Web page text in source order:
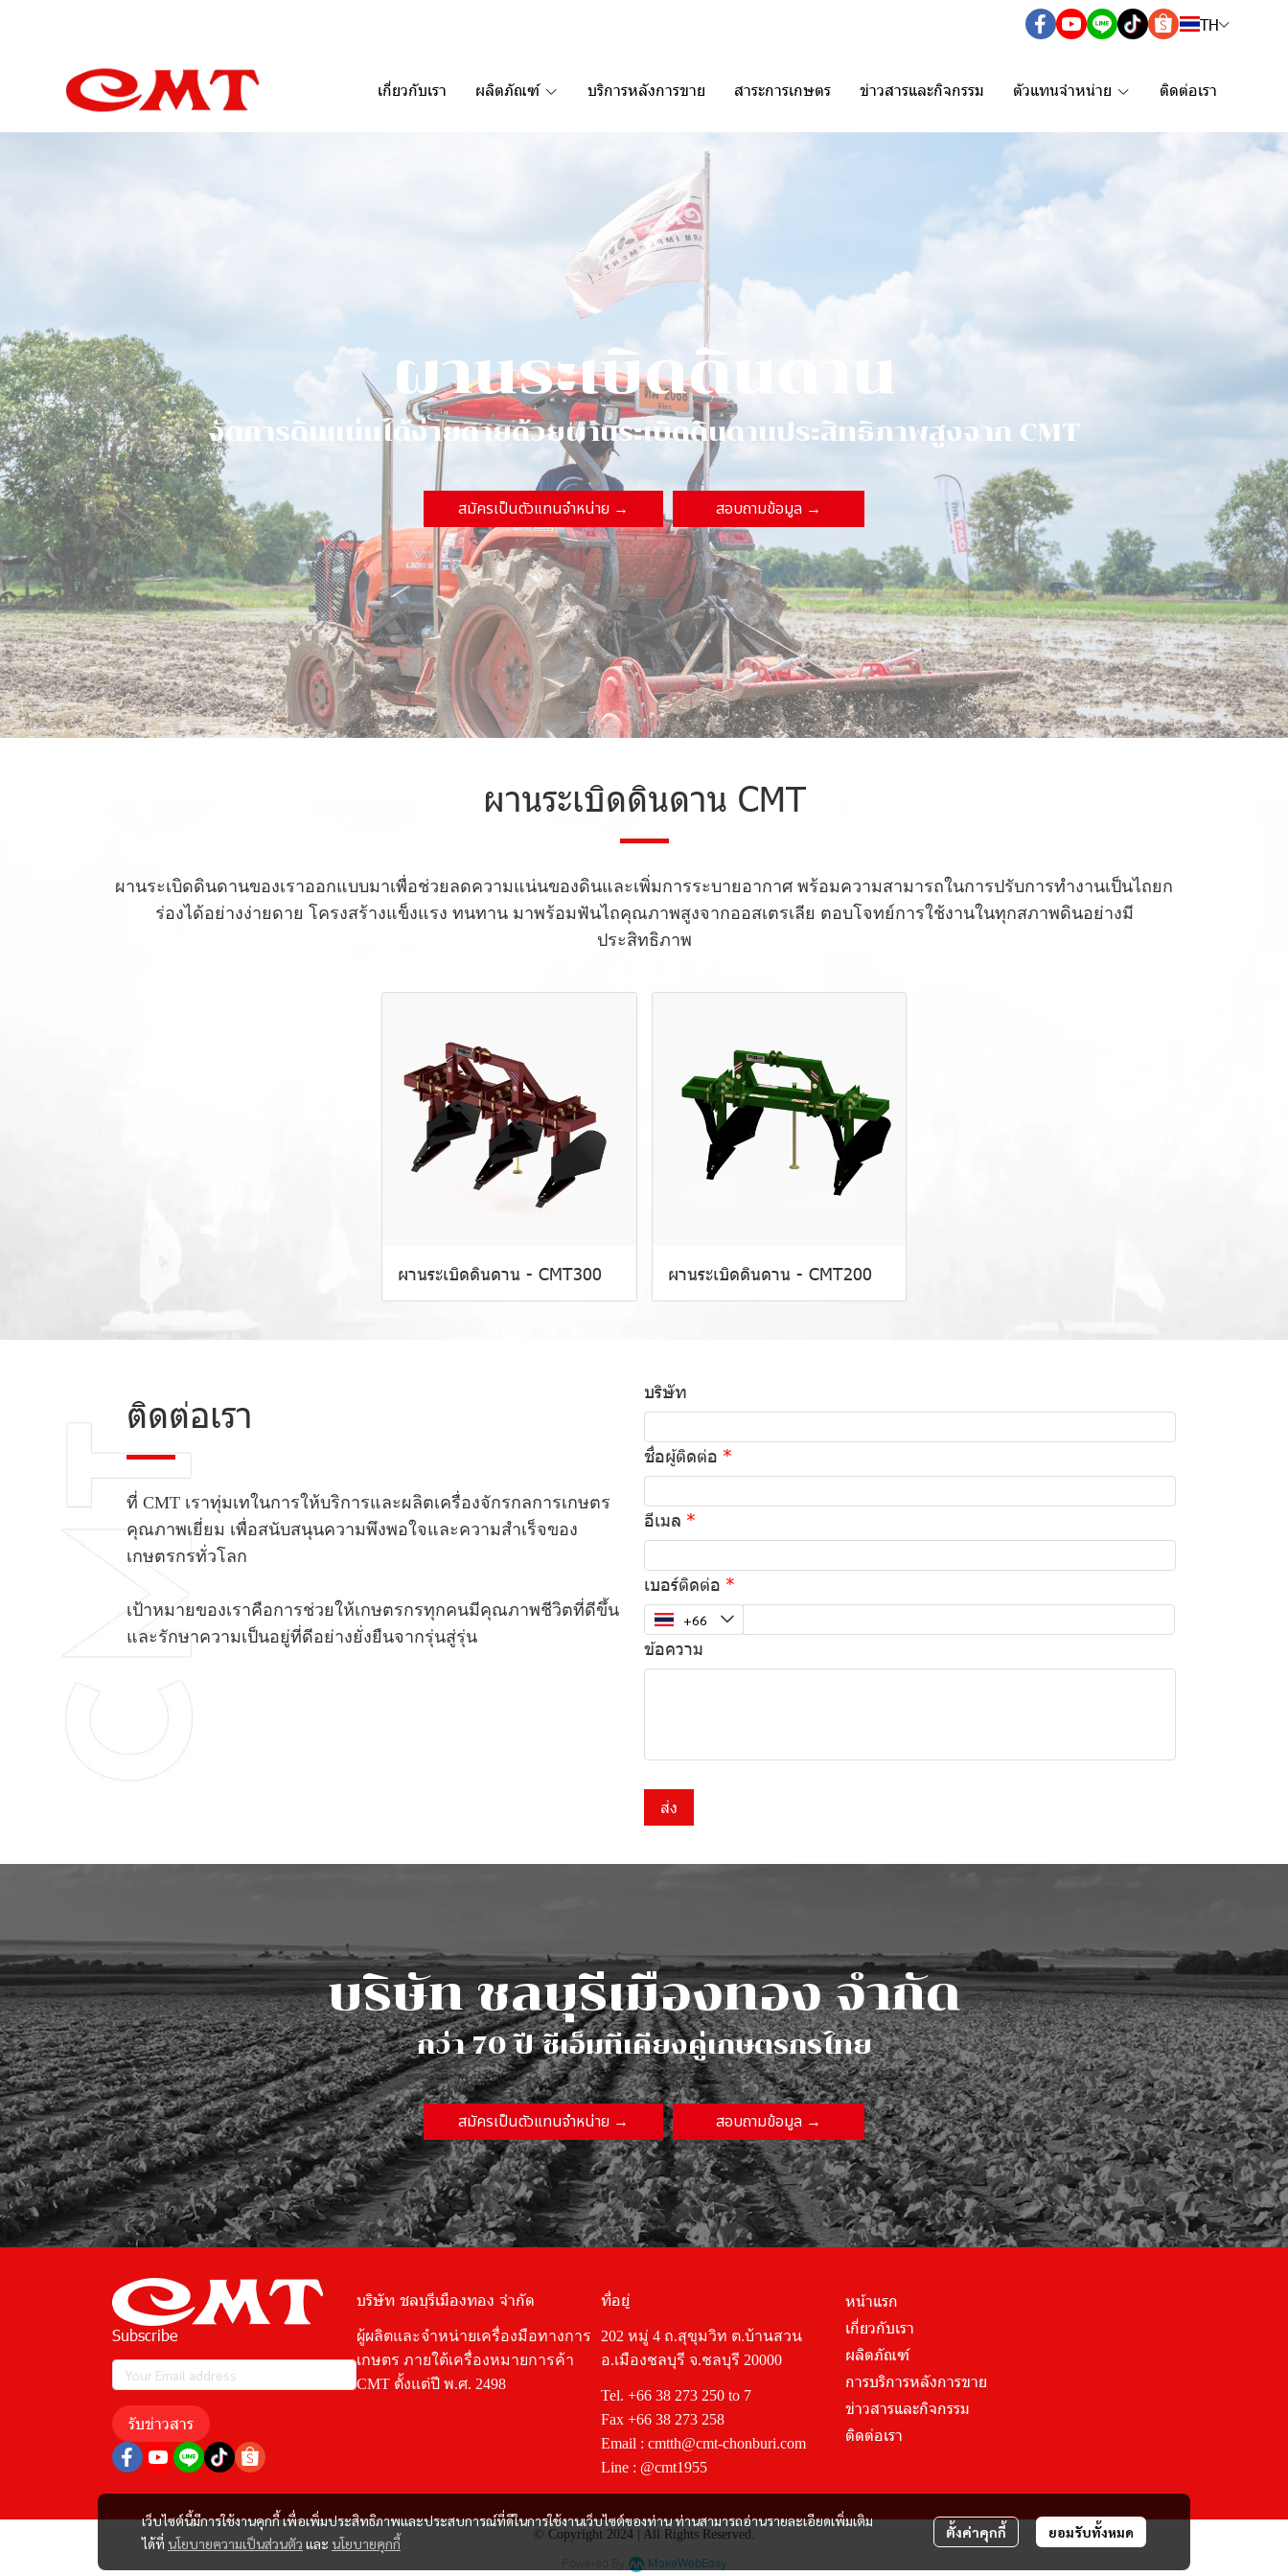
TH
เกี่ยวกับเรา ผลิตภัณฑ์ บริการหลังการขาย สาระการเกษตร ข่าวสารและกิจกรรม ตัวแทนจำหน่าย ติดต่อเรา
ผานระเบิดดิน น
จัดการดินแน่นได้ง่ายดายด้วยผานระเบิดดินดานประสิทธิภาพสูงจ าก CMT
สมัครเป็นตัวแทนจำหน่าย → สอบถามข้อมูล →
ผานระเบิดดินดาน CMT
ผานระเบิดดินดานของเราออกแบบมาเพื่อช่วยลดความแน่นของดินและเพิ่มการระบายอากาศ พร้อมความสามารถในการปรับการทำงานเป็นไถยก
ร่องได้อย่างง่ายดาย โครงสร้างแข็งแรง ทนทาน มาพร้อมฟันไถคุณภาพสูงจากออสเตรเลีย ตอบโจทย์การใช้งานในทุกสภาพดินอย่างมี
ประสิทธิภาพ
ผานระเบิดดินดาน - CMT300 ผานระเบิดดินดาน - CMT200
ติดต่อเรา
ที่ CMT เราทุ่มเทในการให้บริการและผลิตเครื่องจักรกลการเกษตร
คุณภาพเยี่ยม เพื่อสนับสนุนความพึงพอใจและความสำเร็จของ
เกษตรกรทั่วโลก
เป้าหมายของเราคือการช่วยให้เกษตรกรทุกคนมีคุณภาพชีวิตที่ดีขึ้น
และรักษาความเป็นอยู่ที่ดีอย่างยั่งยืนจากรุ่นสู่รุ่น
บริษัท
ชื่อผู้ติดต่อ
อีเมล
เบอร์ติดต่อ
ข้อความ
ส่ง
บริษัทชลบุรีเมืองทองจำกัด
กว่า70ปีซีเอ็มทีเคียงคู่เกษตรกรไทย
สมัครเป็นตัวแทนจำหน่าย → สอบถามข้อมูล →
เว็บไซต์นี้มีการใช้งานคุกกี้ เพื่อเพิ่มประสิทธิภาพและประสบการณ์ที่ดีในการใช้งานเว็บไซต์ของท่าน ท่านสามารถอ่านรายละเอียดเพิ่มเติม
ได้ที่ นโยบายความเป็นส่วนตัว และ นโยบายคุกกี้
ตั้งค่าคุกกี้ ยอมรับทั้งหมด
Subscribe
รับข่าวสาร
บริษัท ชลบุรีเมืองทอง จำกัด
ผู้ผลิตและจำหน่ายเครื่องมือทางการ
เกษตร ภายใต้เครื่องหมายการค้า
CMT ตั้งแต่ปี พ.ศ. 2498
ที่อยู่
202 หมู่ 4 ถ.สุขุมวิท ต.บ้านสวน
อ.เมืองชลบุรี จ.ชลบุรี 20000
Tel. +66 38 273 250 to 7
Fax +66 38 273 258
Email : cmtth@cmt-chonburi.com
Line : @cmt1955
หน้าแรก
เกี่ยวกับเรา
ผลิตภัณฑ์
การบริการหลังการขาย
ข่าวสารและกิจกรรม
ติดต่อเรา
© Copyright 2024 | All Rights Reserved.
MakeWebEasy